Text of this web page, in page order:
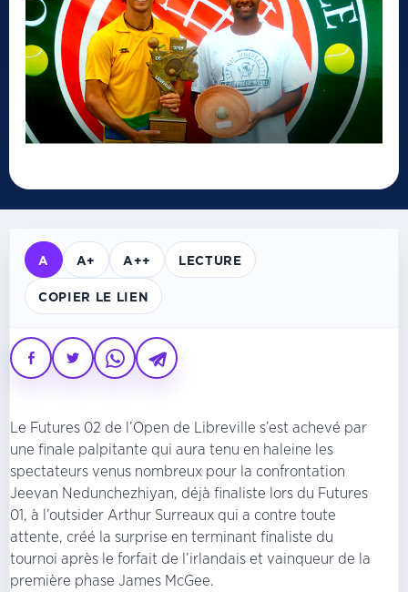
A A+ A++ LECTURE
COPIER LE LIEN
Le Futures 02 de l’Open de Libreville s’est achevé par
une finale palpitante qui aura tenu en haleine les
spectateurs venus nombreux pour la confrontation
Jeevan Nedunchezhiyan, déjà finaliste lors du Futures
01, à l’outsider Arthur Surreaux qui a contre toute
attente, créé la surprise en terminant finaliste du
tournoi après le forfait de l’irlandais et vainqueur de la
première phase James McGee.